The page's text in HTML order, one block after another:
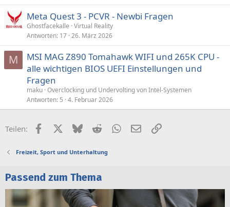
Meta Quest 3 - PCVR - Newbi Fragen
Ghostfacekalle Virtual Reality
Antworten 17 26. März 2026
M
MSI MAG Z890 Tomahawk WIFI und 265K CPU -
alle wichtigen BIOS UEFI Einstellungen und
Fragen
maku Overclocking und Undervolting von Intel-Systemen
Antworten 5 4. Februar 2026
Teilen: FacebookX (Twitter)
BlueskyRedditWhatsApp
E-MailLink
Freizeit, Sport und Unterhaltung
Passend zum Thema